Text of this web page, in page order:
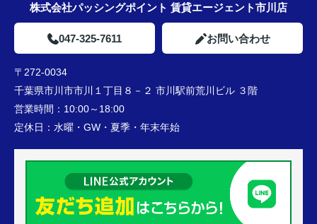
株式会社パッシングポイント 賃貸エージェント市川店
047-325-7611 お問い合わせ
〒272-0034
千葉県市川市市川１丁目８－２ 市川駅前荒川ビル ３階
営業時間： 10:00～18:00
定休日： 水曜・GW・夏季・年末年始